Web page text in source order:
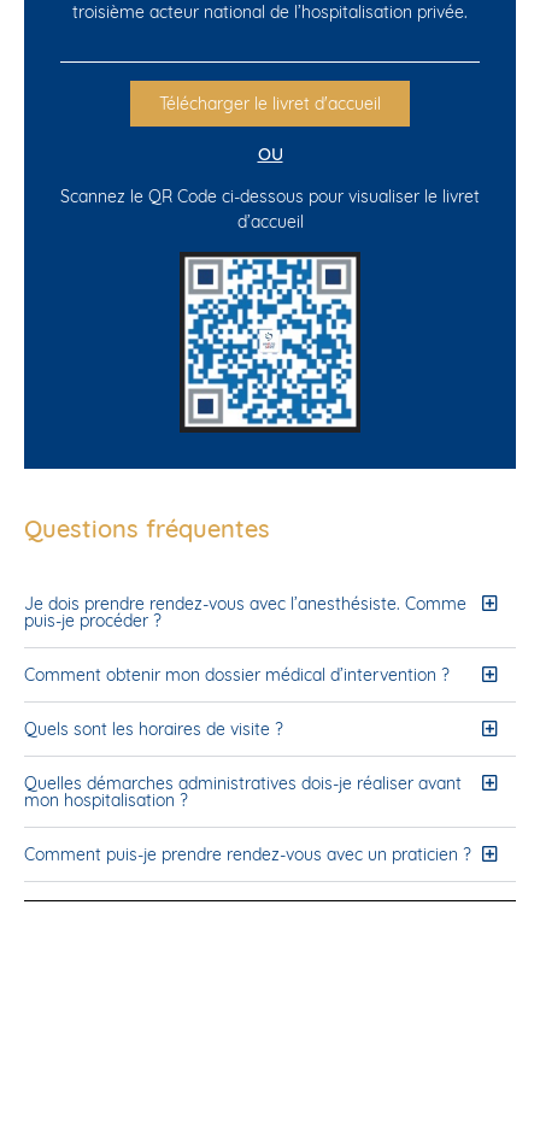
troisième acteur national de l’hospitalisation privée.
Télécharger le livret d'accueil
OU
Scannez le QR Code ci-dessous pour visualiser le livret
d’accueil
Questions fréquentes
Je dois prendre rendez-vous avec l’anesthésiste. Comme
puis-je procéder ?
Comment obtenir mon dossier médical d’intervention ?
Quels sont les horaires de visite ?
Quelles démarches administratives dois-je réaliser avant
mon hospitalisation ?
Comment puis-je prendre rendez-vous avec un praticien ?